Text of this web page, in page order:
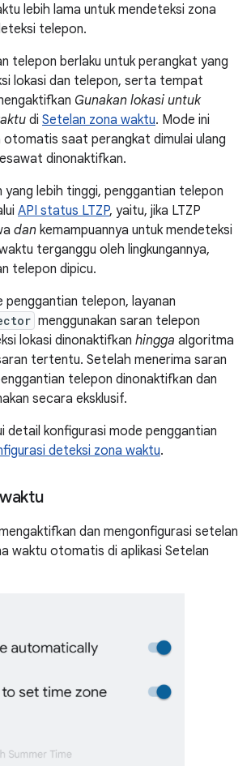
lebih lama untuk mendeteksi zona
telepon.
telepon berlaku untuk perangkat yang
lokasi dan telepon, serta tempat
Gunakan lokasi untuk
di Setelan zona waktu. Mode ini
saat perangkat dimulai ulang
dinonaktifkan.
yang lebih tinggi, penggantian telepon
API status LTZP, yaitu, jika LTZP
dan kemampuannya untuk mendeteksi
terganggu oleh lingkungannya,
telepon dipicu.
penggantian telepon, layanan
menggunakan saran telepon
lokasi dinonaktifkan hingga algoritma
tertentu. Setelah menerima saran
telepon dinonaktifkan dan
secara eksklusif.
detail konfigurasi mode penggantian
deteksi zona waktu.
dan mengonfigurasi setelan
waktu otomatis di aplikasi Setelan